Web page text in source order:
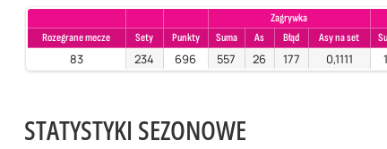
Zagrywka
Rozegrane mecze
Sety Punkty Suma As Błąd Asy na set
83 234 696 557 26 177 0,1111
STATYSTYKI SEZONOWE